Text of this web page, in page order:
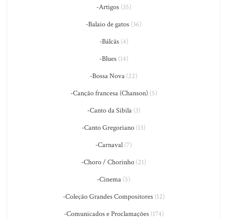
-Artigos(35)
-Balaio de gatos (36)
-Bálcãs(4)
-Blues(14)
-Bossa Nova (22)
-Canção francesa (Chanson)(5)
-Canto da Sibila(3)
-Canto Gregoriano (13)
-Carnaval (7)
-Choro / Chorinho (21)
-Cinema (5)
-Coleção Grandes Compositores(12)
-Comunicados e Proclamações(174)